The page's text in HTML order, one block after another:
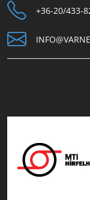
+36-20/433-